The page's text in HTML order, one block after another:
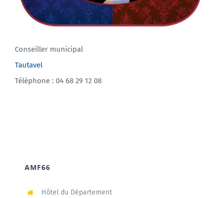
Conseiller municipal
Tautavel
Téléphone : 04 68 29 12 08
AMF66
Hôtel du Département